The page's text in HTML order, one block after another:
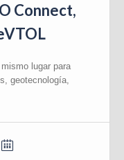
Connect,
lugar para
geotecnología,